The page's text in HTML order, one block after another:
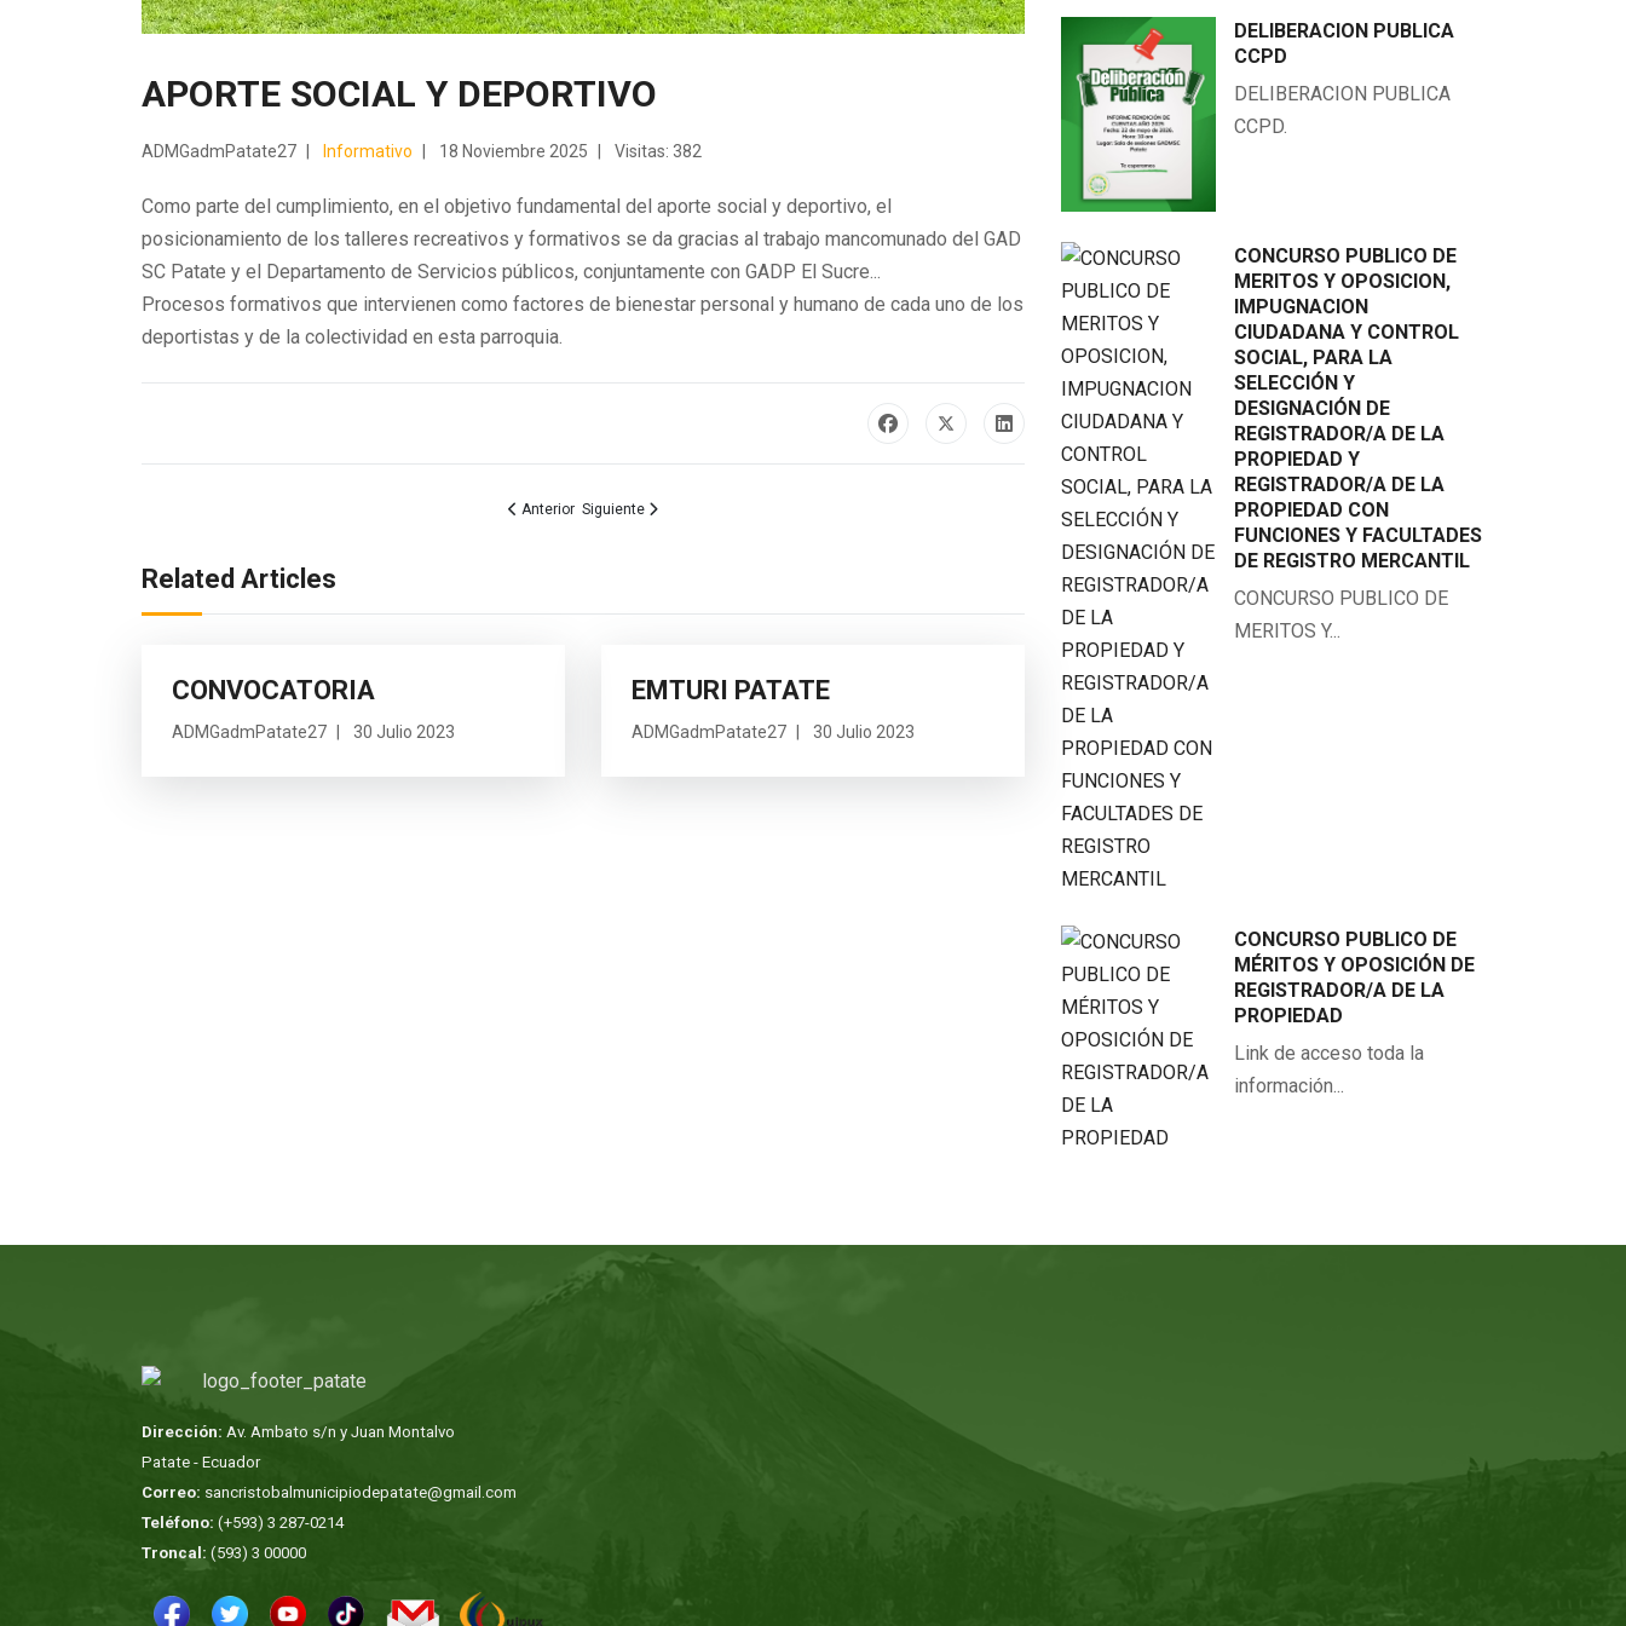
APORTE SOCIAL Y DEPORTIVO
ADMGadmPatate27 Informativo 18 Noviembre 2025 Visitas: 382
Como parte del cumplimiento, en el objetivo fundamental del aporte social y deportivo, el
posicionamiento de los talleres recreativos y formativos se da gracias al trabajo mancomunado del GAD
SC Patate y el Departamento de Servicios públicos, conjuntamente con GADP El Sucre...
Procesos formativos que intervienen como factores de bienestar personal y humano de cada uno de los
deportistas y de la colectividad en esta parroquia.
Artículo anterior: ELECCION SECRETARIO/A EJECUTIVO/A CONSEJO CANTONAL DE PROTECCION DE DERECHOS
Anterior Artículo siguiente: El GAD Municipal de Patate presente en la tradicional celebración de la Mama Negra
Siguiente
Related Articles
CONVOCATORIA
ADMGadmPatate27 30 Julio 2023
EMTURI PATATE
ADMGadmPatate27 30 Julio 2023
DELIBERACION PUBLICA
CCPD
DELIBERACION PUBLICA
CCPD.
CONCURSO PUBLICO DE
MERITOS Y OPOSICION,
IMPUGNACION
CIUDADANA Y CONTROL
SOCIAL, PARA LA
SELECCIÓN Y
DESIGNACIÓN DE
REGISTRADOR/A DE LA
PROPIEDAD Y
REGISTRADOR/A DE LA
PROPIEDAD CON
FUNCIONES Y FACULTADES
DE REGISTRO MERCANTIL
CONCURSO PUBLICO DE
MERITOS Y...
CONCURSO PUBLICO DE
MÉRITOS Y OPOSICIÓN DE
REGISTRADOR/A DE LA
PROPIEDAD
Link de acceso toda la
información...
Dirección: Av. Ambato s/n y Juan Montalvo
Patate - Ecuador
Correo: sancristobalmunicipiodepatate@gmail.com
Teléfono: (+593) 3 287-0214
Troncal: (593) 3 00000